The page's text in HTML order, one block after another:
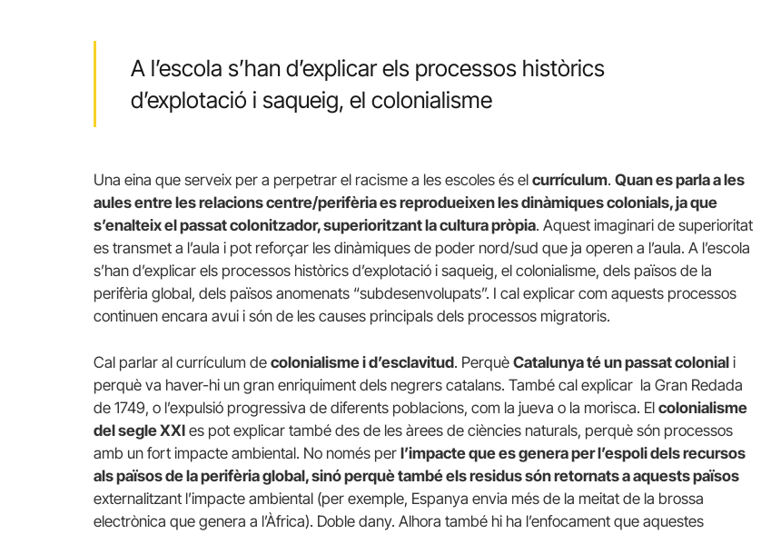
A l’escola s’han d’explicar els processos històrics
d’explotació i saqueig, el colonialisme
Una eina que serveix per a perpetrar el racisme a les escoles és el currículum. Quan es parla a les
aules entre les relacions centre/perifèria es reprodueixen les dinàmiques colonials, ja que
s’enalteix el passat colonitzador, superioritzant la cultura pròpia. Aquest imaginari de superioritat
es transmet a l’aula i pot reforçar les dinàmiques de poder nord/sud que ja operen a l’aula. A l’escola
s’han d’explicar els processos històrics d’explotació i saqueig, el colonialisme, dels països de la
perifèria global, dels països anomenats “subdesenvolupats”. I cal explicar com aquests processos
continuen encara avui i són de les causes principals dels processos migratoris.
Cal parlar al currículum de colonialisme i d’esclavitud. Perquè Catalunya té un passat colonial i
perquè va haver-hi un gran enriquiment dels negrers catalans. També cal explicar la Gran Redada
de 1749, o l’expulsió progressiva de diferents poblacions, com la jueva o la morisca. El colonialisme
del segle XXI es pot explicar també des de les àrees de ciències naturals, perquè són processos
amb un fort impacte ambiental. No només per l’impacte que es genera per l’espoli dels recursos
als països de la perifèria global, sinó perquè també els residus són retornats a aquests països
externalitzant l’impacte ambiental (per exemple, Espanya envia més de la meitat de la brossa
electrònica que genera a l’Àfrica). Doble dany. Alhora també hi ha l’enfocament que aquestes